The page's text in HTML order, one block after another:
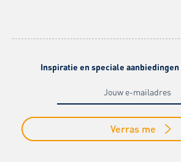
Inspiratie en speciale
Verras me